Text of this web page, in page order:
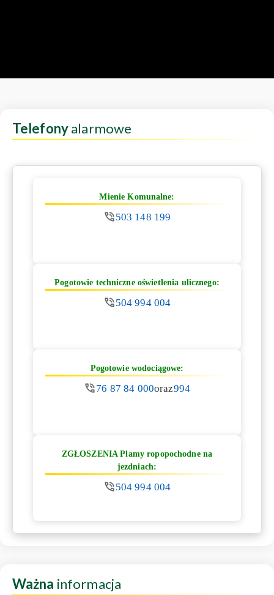
Telefonyalarmowe
Mienie Komunalne:
503 148 199
Pogotowie techniczne oświetlenia ulicznego:
504 994 004
Pogotowie wodociągowe:
76 87 84 000oraz994
ZGŁOSZENIA Plamy ropopochodne na
jezdniach:
504 994 004
Ważna informacja